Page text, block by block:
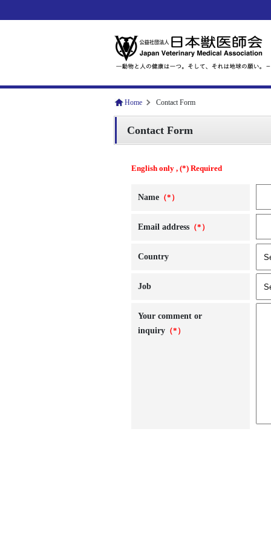
Home Contact Form
Contact Form
English only , (*) Required
Name（*）
Email address（*）
Country
Job
Your comment or
inquiry（*）